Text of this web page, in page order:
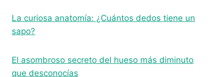
La curiosa anatomía: ¿Cuántos dedos tiene un
sapo?
El asombroso secreto del hueso más diminuto
que desconocías